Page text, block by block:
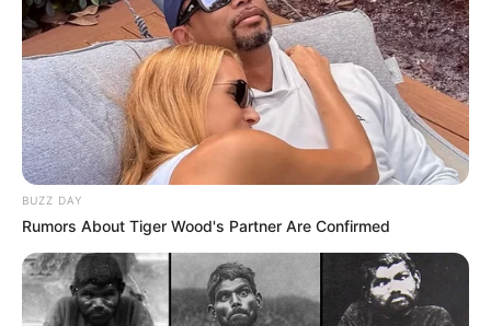
BUZZ DAY
Rumors About Tiger Wood's Partner Are Confirmed